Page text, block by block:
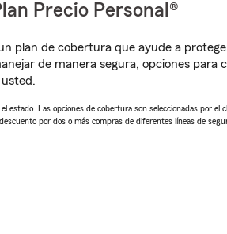
Precio Personal®
plan de cobertura que ayude a
de manera segura, opciones
Las opciones de cobertura son seleccionadas por el
por dos o más compras de diferentes líneas de